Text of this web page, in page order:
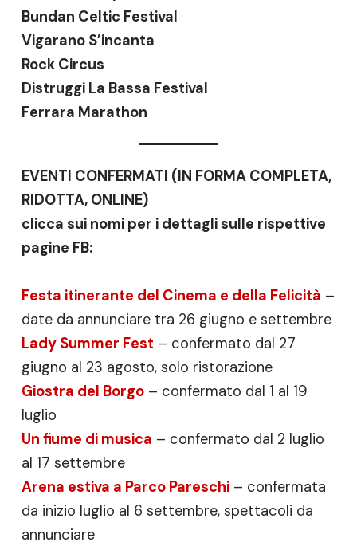
Bundan Celtic Festival
Vigarano S’incanta
Rock Circus
Distruggi La Bassa Festival
Ferrara Marathon
EVENTI CONFERMATI (IN FORMA COMPLETA,
RIDOTTA, ONLINE)
clicca sui nomi per i dettagli sulle rispettive
pagine FB:
Festa itinerante del Cinema e della Felicità –
date da annunciare tra 26 giugno e settembre
Lady Summer Fest – confermato dal 27
giugno al 23 agosto, solo ristorazione
Giostra del Borgo– confermato dal 1 al 19
luglio
Un fiume di musica – confermato dal 2 luglio
al 17 settembre
Arena estiva a Parco Pareschi– confermata
da inizio luglio al 6 settembre, spettacoli da
annunciare